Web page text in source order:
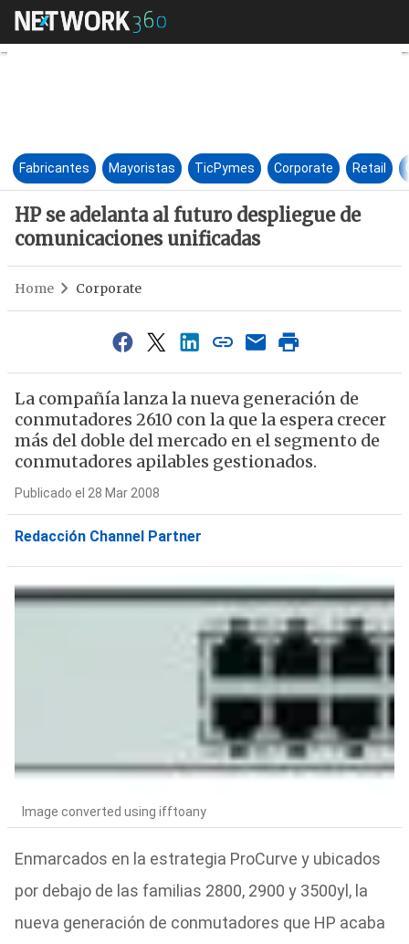
HP se adelanta al futuro
Fabricantes Mayoristas TicPymes Corporate Retail
HP se adelanta al futuro despliegue de
comunicaciones unificadas
Home Corporate
La compañía lanza la nueva generación de
conmutadores 2610 con la que la espera crecer
más del doble del mercado en el segmento de
conmutadores apilables gestionados.
Publicado el 28 Mar 2008
Redacción Channel Partner
Image converted using ifftoany
Enmarcados en la estrategia ProCurve y ubicados
por debajo de las familias 2800, 2900 y 3500yl, la
nueva generación de conmutadores que HP acaba